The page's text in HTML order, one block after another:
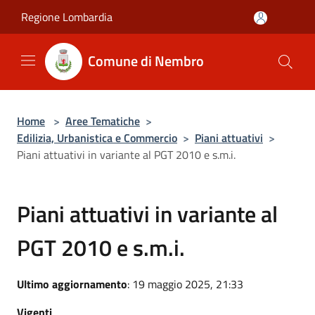
Regione Lombardia
Comune di Nembro
Home > Aree Tematiche >
Edilizia, Urbanistica e Commercio > Piani attuativi >
Piani attuativi in variante al PGT 2010 e s.m.i.
Piani attuativi in variante al
PGT 2010 e s.m.i.
Ultimo aggiornamento: 19 maggio 2025, 21:33